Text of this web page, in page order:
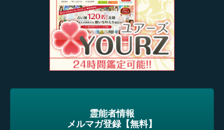
霊能者情報
メルマガ登録【無料】